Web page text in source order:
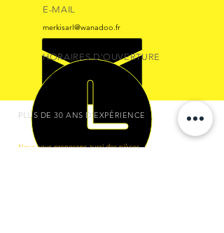
E-MAIL
merkisarl@wanadoo.fr
HORAIRES D'OUVERTURE
Lun - Ven : 08:30 - 18:00
PLUS DE 30 ANS D'EXPÉRIENCE
Nous vous proposons aussi des pièces